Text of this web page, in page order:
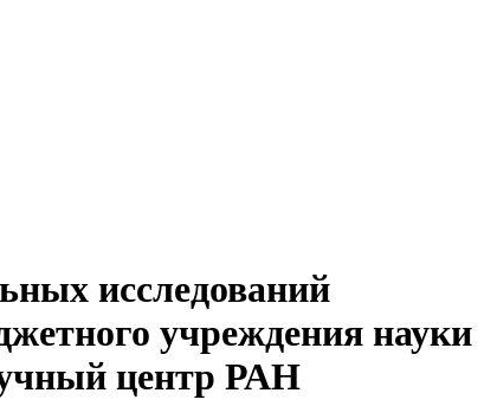
исследований
учреждения науки
центр РАН